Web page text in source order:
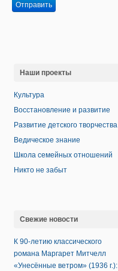
Отправить
Наши проекты
Культура
Восстановление и развитие
Развитие детского творчества
Ведическое знание
Школа семейных отношений
Никто не забыт
Свежие новости
К 90-летию классического
романа Маргарет Митчелл
«Унесённые ветром» (1936 г.):